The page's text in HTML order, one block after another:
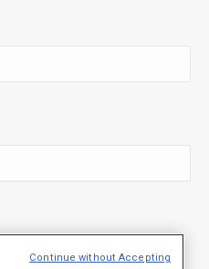
Continue without Accepting